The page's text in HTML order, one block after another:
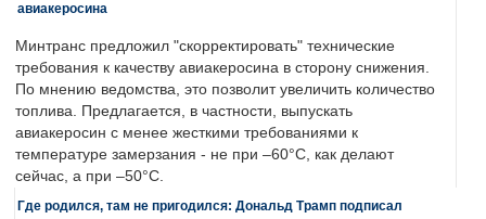
авиакеросина
Минтранс предложил "скорректировать" технические
требования к качеству авиакеросина в сторону снижения.
По мнению ведомства, это позволит увеличить количество
топлива. Предлагается, в частности, выпускать
авиакеросин с менее жесткими требованиями к
температуре замерзания - не при –60°C, как делают
сейчас, а при –50°C.
Где родился, там не пригодился: Дональд Трамп подписал